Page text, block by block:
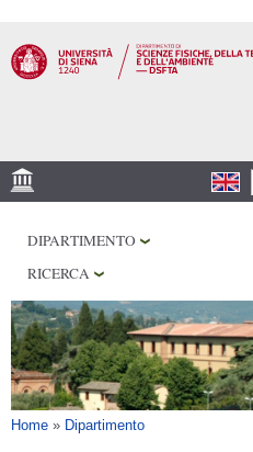
contenuto
principale
MUSEI
OSSERVATORIO
BIBLIOTECHE
SERVIZI
DIPARTIMENTO
RICERCA
Tu sei qui
Home » Dipartimento